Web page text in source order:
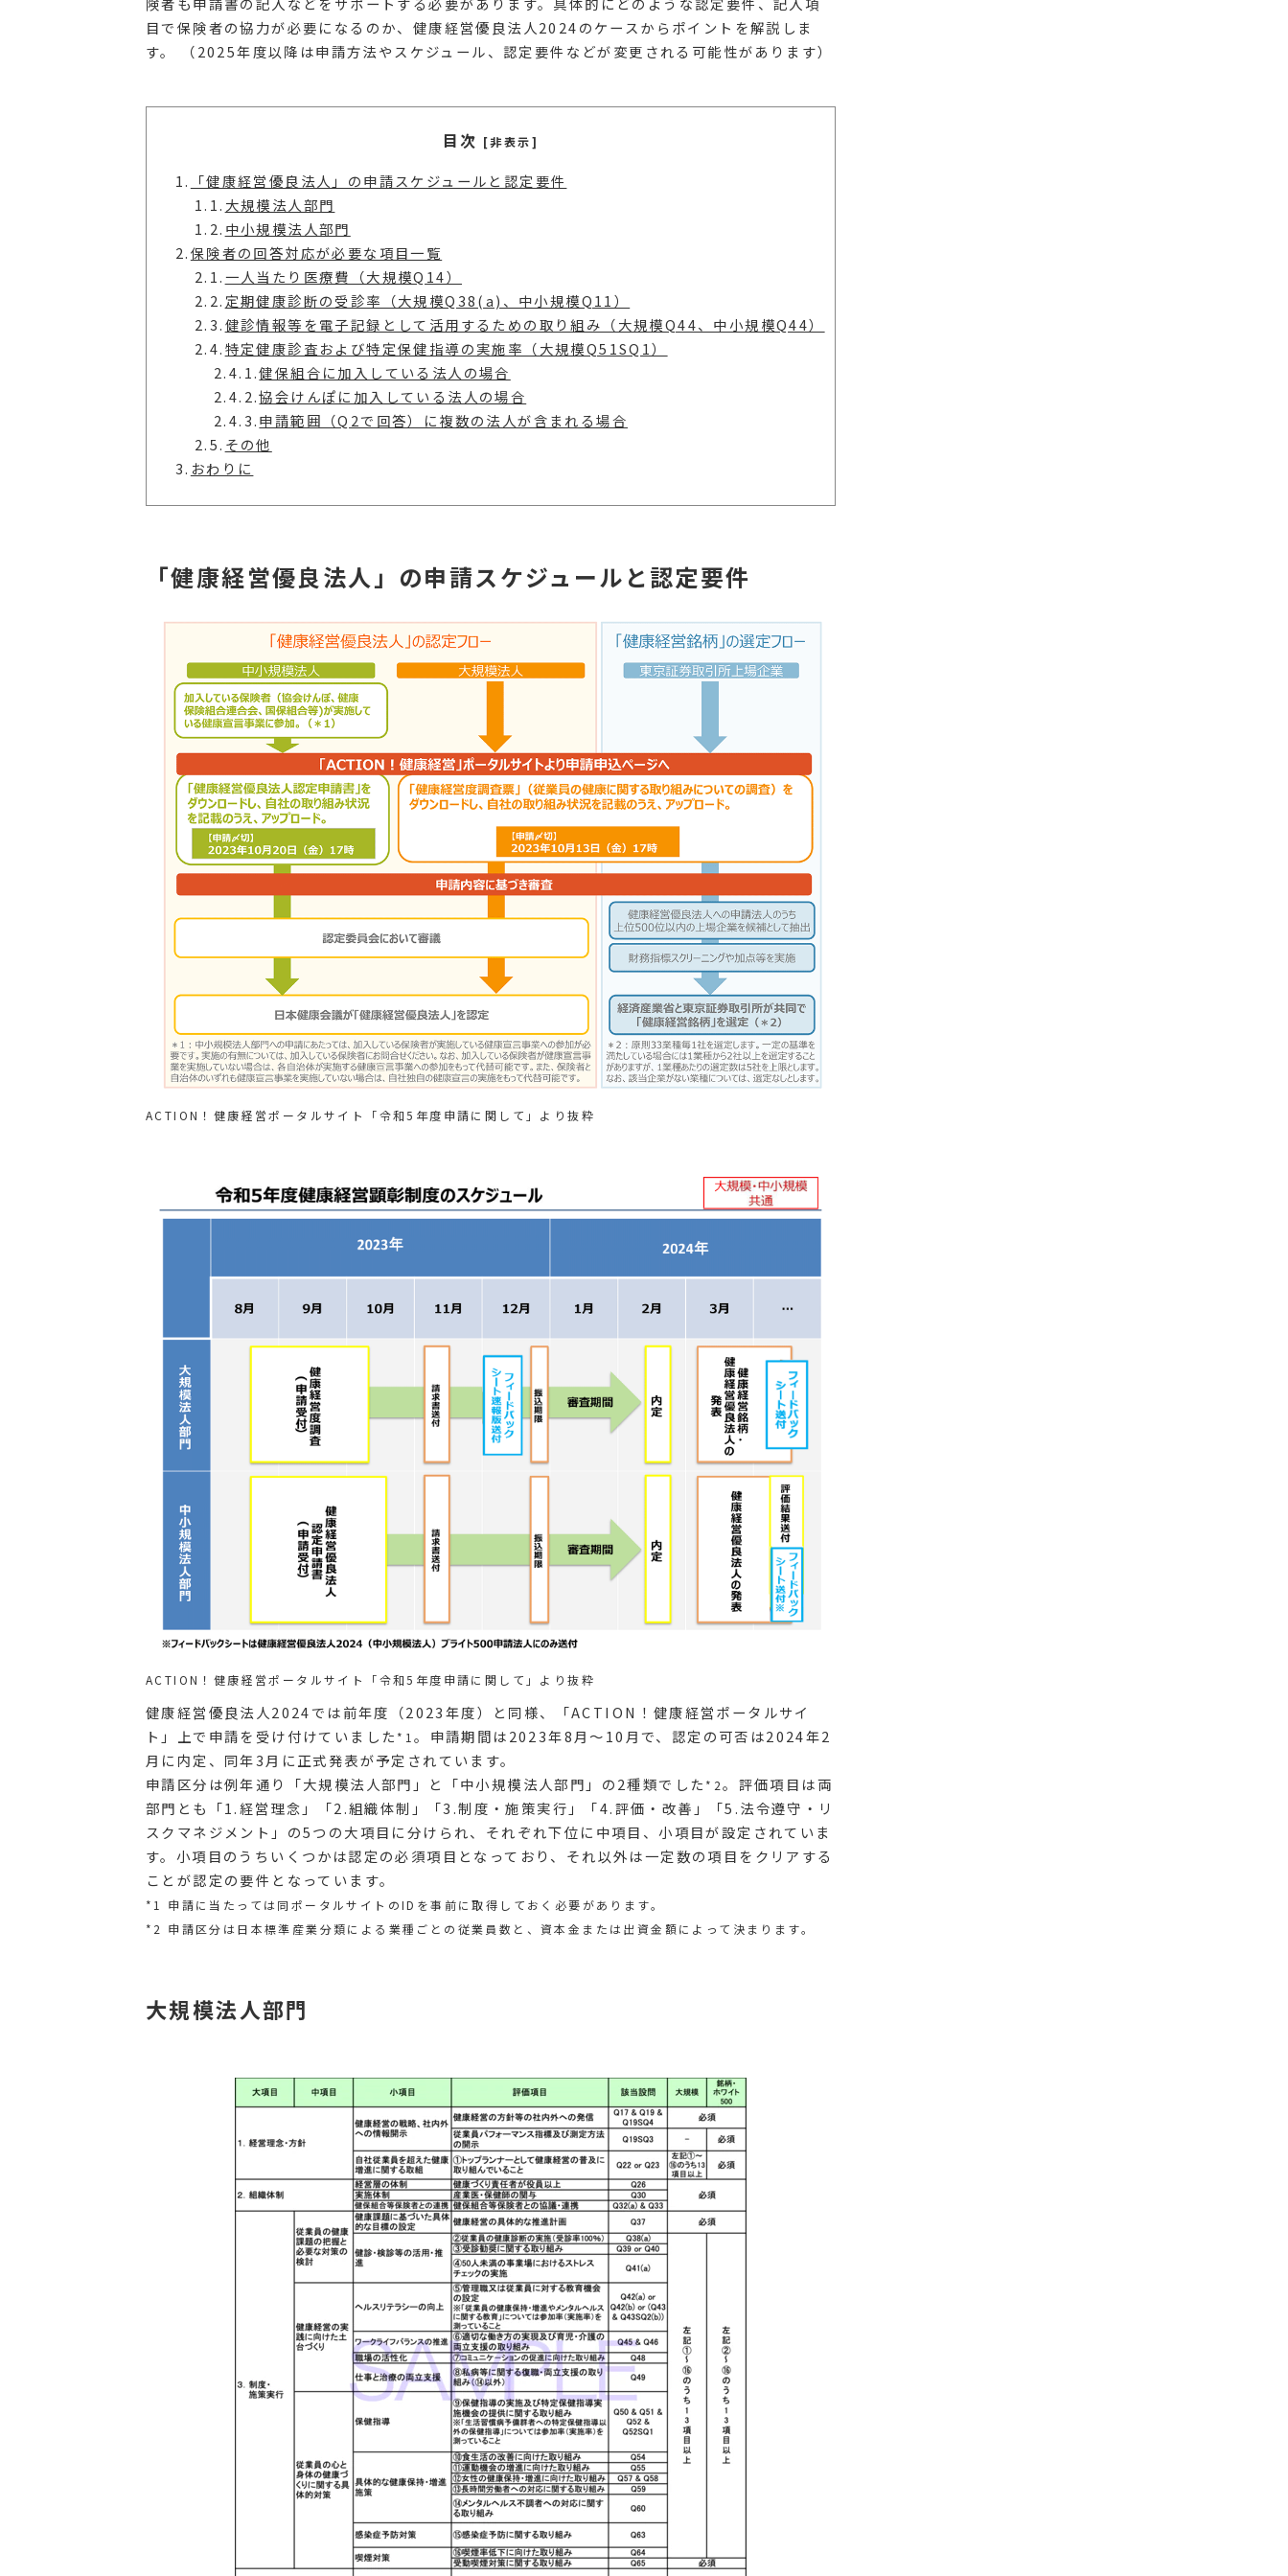
目で保険者の協力が必要になるのか、健康経営優良法人2024のケースからポイントを解説しま
す。 （2025年度以降は申請方法やスケジュール、認定要件などが変更される可能性があります）
目次 [非表示]
1.
「健康経営優良法人」の申請スケジュールと認定要件
1.1. 大規模法人部門
1.2. 中小規模法人部門
2.保険者の回答対応が必要な項目一覧
2.1.一人当たり医療費（大規模Q14）
2.2. 定期健康診断の受診率（大規模Q38(a)、中小規模Q11）
2.3.健診情報等を電子記録として活用するための取り組み（大規模Q44、中小規模Q44）
2.4.特定健康診査および特定保健指導の実施率（大規模Q51SQ1）
2.4.1.健保組合に加入している法人の場合
2.4.2.協会けんぽに加入している法人の場合
2.4.3.申請範囲（Q2で回答）に複数の法人が含まれる場合
2.5. その他
3. おわりに
「健康経営優良法人」の申請スケジュールと認定要件
ACTION！健康経営ポータルサイト「令和5年度申請に関して」より抜粋
ACTION！健康経営ポータルサイト「令和5年度申請に関して」より抜粋
健康経営優良法人2024では前年度（2023年度）と同様、「ACTION！健康経営ポータルサイ
ト」上で申請を受け付けていました *1。申請期間は2023年8月〜10月で、認定の可否は2024年2
月に内定、同年3月に正式発表が予定されています。
申請区分は例年通り「大規模法人部門」と「中小規模法人部門」の2種類でした *2。評価項目は両
部門とも「1.経営理念」「2.組織体制」「3.制度・施策実行」「4.評価・改善」「5.法令遵守・リ
スクマネジメント」の5つの大項目に分けられ、それぞれ下位に中項目、小項目が設定されていま
す。小項目のうちいくつかは認定の必須項目となっており、それ以外は一定数の項目をクリアする
ことが認定の要件となっています。
*1 申請に当たっては同ポータルサイトのIDを事前に取得しておく必要があります。
*2 申請区分は日本標準産業分類による業種ごとの従業員数と、資本金または出資金額によって決まります。
大規模法人部門